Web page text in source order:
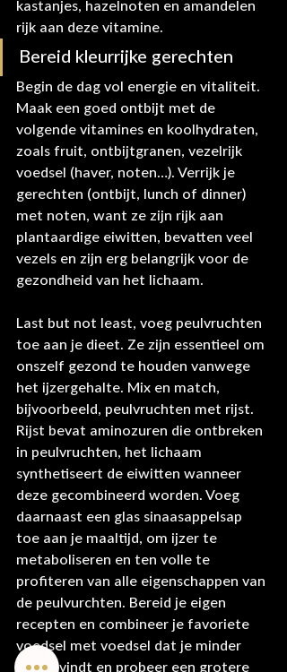
kastanjes, hazelnoten en amandelen
rijk aan deze vitamine.
Bereid kleurrijke gerechten
Begin de dag vol energie en vitaliteit.
Maak een goed ontbijt met de
volgende vitamines en koolhydraten,
zoals fruit, ontbijtgranen, vezelrijk
voedsel (haver, noten…). Verrijk je
gerechten (ontbijt, lunch of dinner)
met noten, want ze zijn rijk aan
plantaardige eiwitten, bevatten veel
vezels en zijn erg belangrijk voor de
gezondheid van het lichaam.
Last but not least, voeg peulvruchten
toe aan je dieet. Ze zijn essentieel om
onszelf gezond te houden vanwege
het ijzergehalte. Mix en match,
bijvoorbeeld, peulvruchten met rijst.
Rijst bevat aminozuren die ontbreken
in peulvruchten, het lichaam
synthetiseert de eiwitten wanneer
deze gecombineerd worden. Voeg
daarnaast een glas sinaasappelsap
toe aan je maaltijd, om ijzer te
metaboliseren en ten volle te
profiteren van alle eigenschappen van
de peulvurchten. Bereid je eigen
recepten en combineer je favoriete
voedsel met voedsel dat je minder
lekker vindt en probeer een grotere